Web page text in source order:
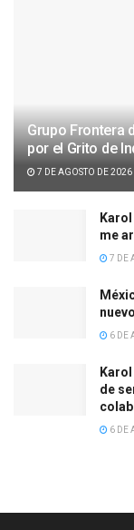
Grupo Frontera
por el Grito de
7 DE AGOSTO DE 2026
me
7 DE
6 DE
de
6 DE